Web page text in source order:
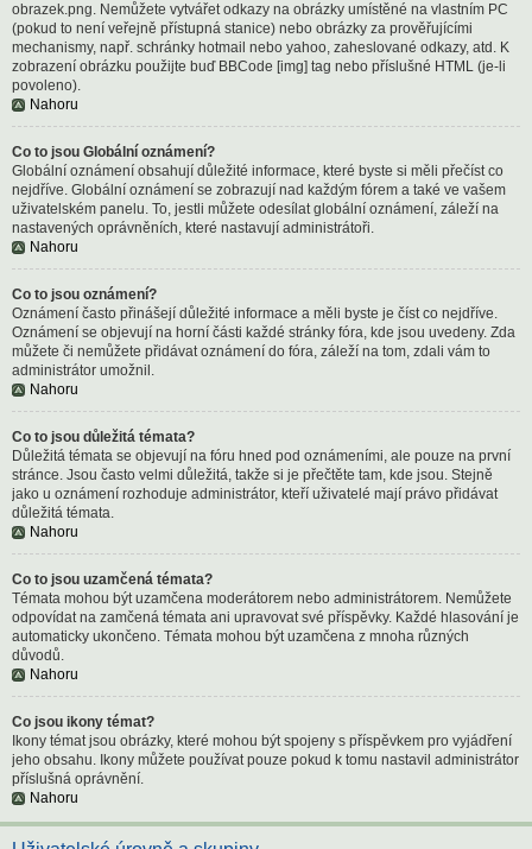
obrazek.png. Nemůžete vytvářet odkazy na obrázky umístěné na vlastním PC
(pokud to není veřejně přístupná stanice) nebo obrázky za prověřujícími
mechanismy, např. schránky hotmail nebo yahoo, zaheslované odkazy, atd. K
zobrazení obrázku použijte buď BBCode [img] tag nebo příslušné HTML (je-li
povoleno).
Nahoru
Co to jsou Globální oznámení?
Globální oznámení obsahují důležité informace, které byste si měli přečíst co
nejdříve. Globální oznámení se zobrazují nad každým fórem a také ve vašem
uživatelském panelu. To, jestli můžete odesílat globální oznámení, záleží na
nastavených oprávněních, které nastavují administrátoři.
Nahoru
Co to jsou oznámení?
Oznámení často přinášejí důležité informace a měli byste je číst co nejdříve.
Oznámení se objevují na horní části každé stránky fóra, kde jsou uvedeny. Zda
můžete či nemůžete přidávat oznámení do fóra, záleží na tom, zdali vám to
administrátor umožnil.
Nahoru
Co to jsou důležitá témata?
Důležitá témata se objevují na fóru hned pod oznámeními, ale pouze na první
stránce. Jsou často velmi důležitá, takže si je přečtěte tam, kde jsou. Stejně
jako u oznámení rozhoduje administrátor, kteří uživatelé mají právo přidávat
důležitá témata.
Nahoru
Co to jsou uzamčená témata?
Témata mohou být uzamčena moderátorem nebo administrátorem. Nemůžete
odpovídat na zamčená témata ani upravovat své příspěvky. Každé hlasování je
automaticky ukončeno. Témata mohou být uzamčena z mnoha různých
důvodů.
Nahoru
Co jsou ikony témat?
Ikony témat jsou obrázky, které mohou být spojeny s příspěvkem pro vyjádření
jeho obsahu. Ikony můžete používat pouze pokud k tomu nastavil administrátor
příslušná oprávnění.
Nahoru